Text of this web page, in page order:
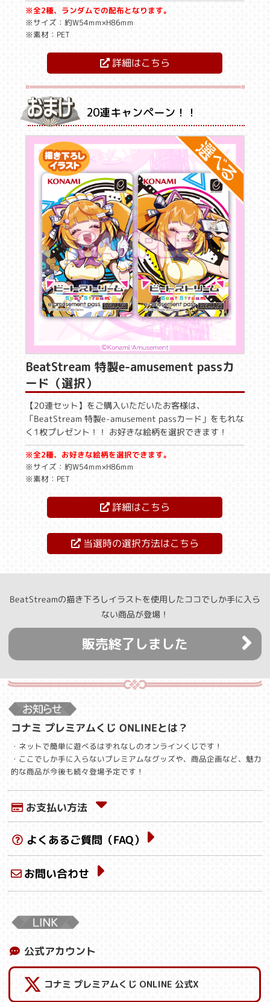
※全2種、ランダムでの配布となります。
※サイズ：約W54mm×H86mm
※素材：PET
詳細はこちら
20連キャンペーン！！
BeatStream 特製e-amusement passカ
ード（選択）
【20連セット】をご購入いただいたお客様は、
「BeatStream 特製e-amusement passカード」をもれな
く1枚プレゼント！！ お好きな絵柄を選択できます！
※全2種、お好きな絵柄を選択できます。
※サイズ：約W54mm×H86mm
※素材：PET
詳細はこちら
当選時の選択方法はこちら
BeatStreamの描き下ろしイラストを使用したココでしか手に入ら
ない商品が登場！
販売終了しました
コナミ プレミアムくじ ONLINEとは？
・ネットで簡単に遊べるはずれなしのオンラインくじです！
・ここでしか手に入らないプレミアムなグッズや、商品企画など、魅力
的な商品が今後も続々登場予定です！
お支払い方法
よくあるご質問（FAQ）
お問い合わせ
公式アカウント
コナミ プレミアムくじ ONLINE 公式X